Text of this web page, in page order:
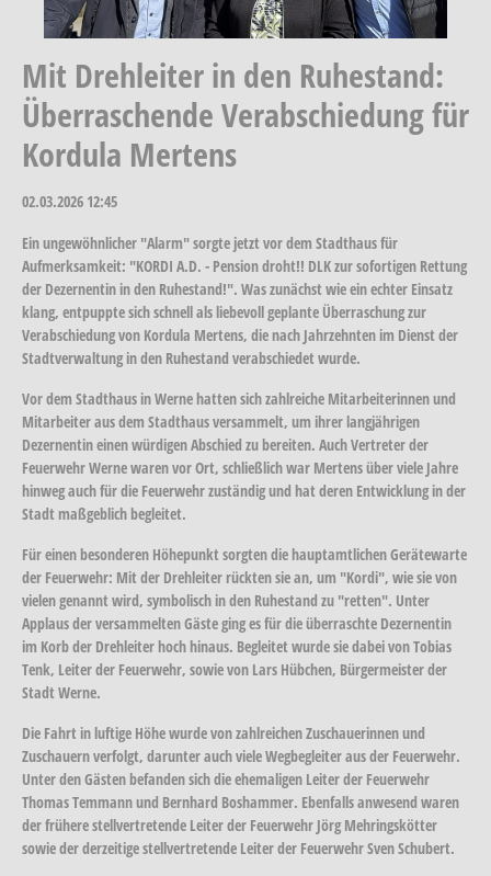
Mit Drehleiter in den Ruhestand:
Überraschende Verabschiedung für
Kordula Mertens
02.03.2026 12:45
Ein ungewöhnlicher "Alarm" sorgte jetzt vor dem Stadthaus für
Aufmerksamkeit: "KORDI A.D. - Pension droht!! DLK zur sofortigen Rettung
der Dezernentin in den Ruhestand!". Was zunächst wie ein echter Einsatz
klang, entpuppte sich schnell als liebevoll geplante Überraschung zur
Verabschiedung von Kordula Mertens, die nach Jahrzehnten im Dienst der
Stadtverwaltung in den Ruhestand verabschiedet wurde.
Vor dem Stadthaus in Werne hatten sich zahlreiche Mitarbeiterinnen und
Mitarbeiter aus dem Stadthaus versammelt, um ihrer langjährigen
Dezernentin einen würdigen Abschied zu bereiten. Auch Vertreter der
Feuerwehr Werne waren vor Ort, schließlich war Mertens über viele Jahre
hinweg auch für die Feuerwehr zuständig und hat deren Entwicklung in der
Stadt maßgeblich begleitet.
Für einen besonderen Höhepunkt sorgten die hauptamtlichen Gerätewarte
der Feuerwehr: Mit der Drehleiter rückten sie an, um "Kordi", wie sie von
vielen genannt wird, symbolisch in den Ruhestand zu "retten". Unter
Applaus der versammelten Gäste ging es für die überraschte Dezernentin
im Korb der Drehleiter hoch hinaus. Begleitet wurde sie dabei von Tobias
Tenk, Leiter der Feuerwehr, sowie von Lars Hübchen, Bürgermeister der
Stadt Werne.
Die Fahrt in luftige Höhe wurde von zahlreichen Zuschauerinnen und
Zuschauern verfolgt, darunter auch viele Wegbegleiter aus der Feuerwehr.
Unter den Gästen befanden sich die ehemaligen Leiter der Feuerwehr
Thomas Temmann und Bernhard Boshammer. Ebenfalls anwesend waren
der frühere stellvertretende Leiter der Feuerwehr Jörg Mehringskötter
sowie der derzeitige stellvertretende Leiter der Feuerwehr Sven Schubert.